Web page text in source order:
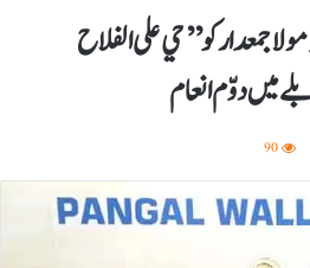
جمعدار کو ’’حي علی الفلاح
میں دوّم انعام
90